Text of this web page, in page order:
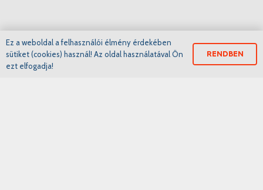
2020 Kecskeméti Szakképzési Centrum
engedélyszámok: E-001288/2015, E/2020/000133,
Ez a weboldal a felhasználói élmény érdekében
sütiket (cookies) használ! Az oldal használatával Ön
ezt elfogadja!
RENDBEN